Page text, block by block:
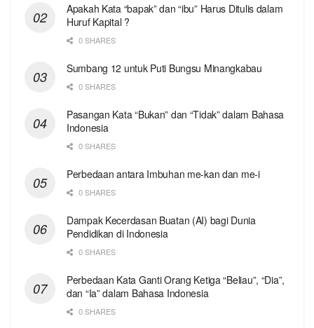
Apakah Kata “bapak” dan “ibu” Harus Ditulis dalam
Huruf Kapital ?
0 SHARES
Sumbang 12 untuk Puti Bungsu Minangkabau
0 SHARES
Pasangan Kata “Bukan” dan “Tidak” dalam Bahasa
Indonesia
0 SHARES
Perbedaan antara Imbuhan me-kan dan me-i
0 SHARES
Dampak Kecerdasan Buatan (AI) bagi Dunia
Pendidikan di Indonesia
0 SHARES
Perbedaan Kata Ganti Orang Ketiga “Beliau”, “Dia”,
dan “Ia” dalam Bahasa Indonesia
0 SHARES